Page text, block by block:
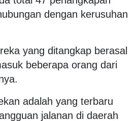
dengan kerusuhan
yang ditangkap berasal
beberapa orang dari
adalah yang terbaru
jalanan di daerah